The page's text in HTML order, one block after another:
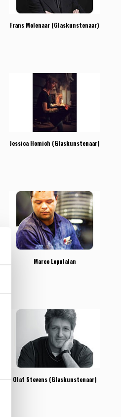
Frans Molenaar (Glaskunstenaar)
Jessica Homich (Glaskunstenaar)
Marco Lopulalan
Olaf Stevens (Glaskunstenaar)